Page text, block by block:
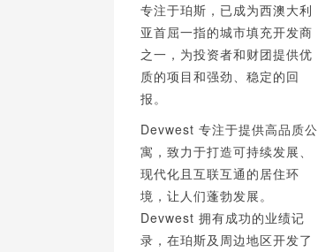
专注于珀斯，已成为西澳大利
亚首屈一指的城市填充开发商
之一，为投资者和财团提供优
质的项目和强劲、稳定的回
报。
Devwest 专注于提供高品质公
寓，致力于打造可持续发展、
现代化且互联互通的居住环
境，让人们蓬勃发展。
Devwest 拥有成功的业绩记
录，在珀斯及周边地区开发了